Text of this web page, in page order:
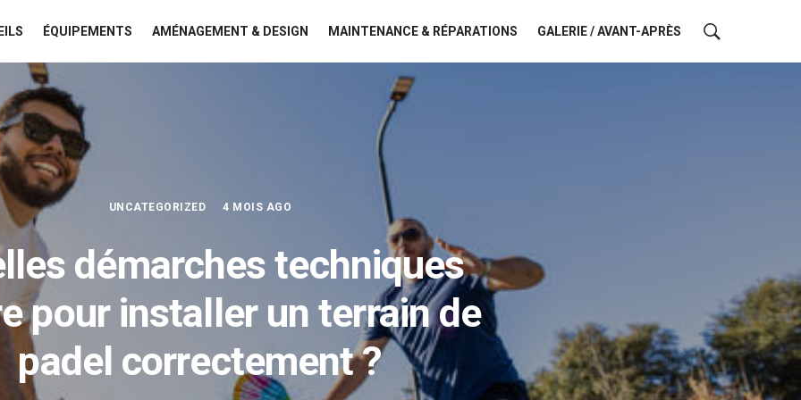
ÉQUIPEMENTS AMÉNAGEMENT & DESIGN MAINTENANCE & RÉPARATIONS GALERIE / AVANT-APRÈS
UNCATEGORIZED 4 MOIS AGO
démarches techniques
pour installer un terrain de
padel correctement ?